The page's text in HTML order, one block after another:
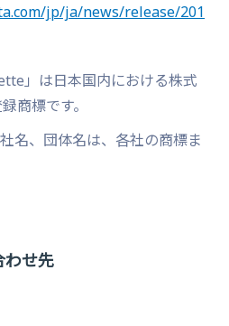
jp/ja/news/release/201
」は日本国内における株式
商標です。
名、団体名は、各社の商標ま
わせ先